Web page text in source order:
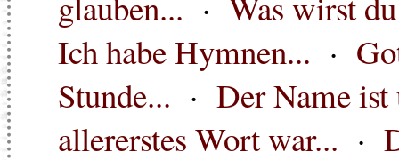
Ich habe Hymnen... ·
Stunde... · Der Name
allererstes Wort war... ·